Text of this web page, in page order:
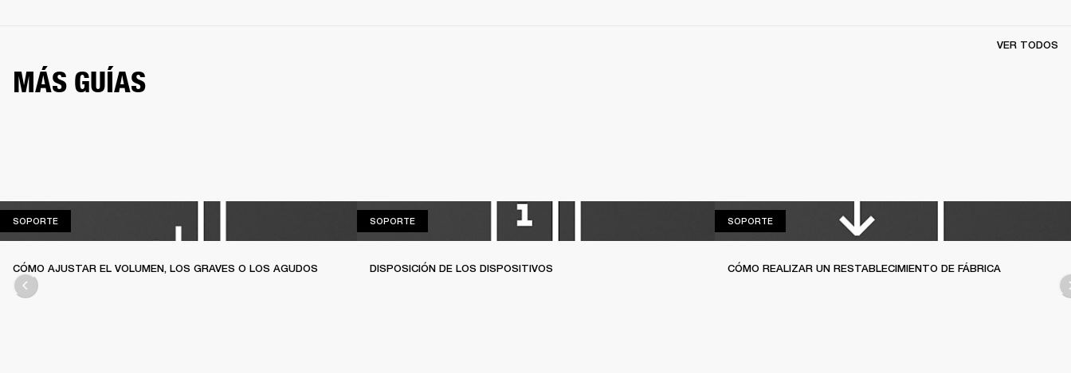
MÁS GUÍAS
VER TODOS
SOPORTESOPORTE
CÓMO AJUSTAR EL VOLUMEN, LOS GRAVES O LOS AGUDOS
SOPORTESOPORTE
DISPOSICIÓN DE LOS DISPOSITIVOS
SOPORTESOPORTE
CÓMO REALIZAR UN RESTABLECIMIENTO DE FÁBRICA